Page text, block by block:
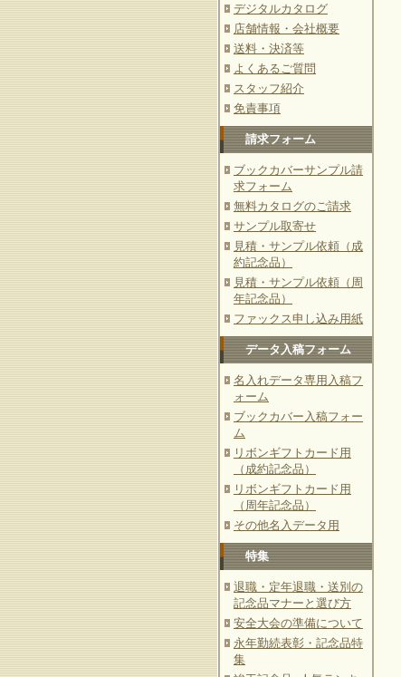
デジタルカタログ
店舗情報・会社概要
送料・決済等
よくあるご質問
スタッフ紹介
免責事項
請求フォーム
ブックカバーサンプル請
求フォーム
無料カタログのご請求
サンプル取寄せ
見積・サンプル依頼（成
約記念品）
見積・サンプル依頼（周
年記念品）
ファックス申し込み用紙
データ入稿フォーム
名入れデータ専用入稿フ
ォーム
ブックカバー入稿フォー
ム
リボンギフトカード用
（成約記念品）
リボンギフトカード用
（周年記念品）
その他名入データ用
特集
退職・定年退職・送別の
記念品マナーと選び方
安全大会の準備について
永年勤続表彰・記念品特
集